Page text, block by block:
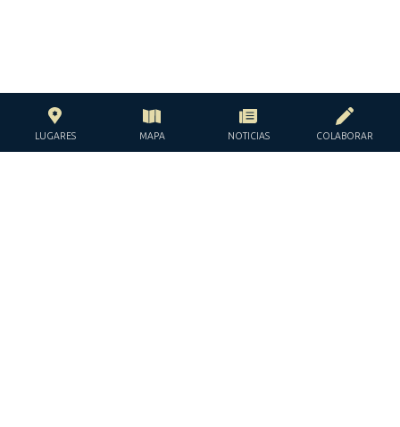
LUGARES MAPA NOTICIAS COLABORAR